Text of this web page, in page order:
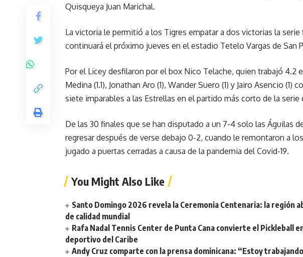
Quisqueya Juan Marichal.
La victoria le permitió a los Tigres empatar a dos victorias la
continuará el próximo jueves en el estadio Tetelo Vargas de San
Por el Licey desfilaron por el box Nico Telache, quien trabajó 4.2
Medina (1.1), Jonathan Aro (1), Wander Suero (1) y Jairo Asencio
siete imparables a las Estrellas en el partido más corto de la serie
De las 30 finales que se han disputado a un 7-4 solo las Águilas
regresar después de verse debajo 0-2, cuando le remontaron a
jugado a puertas cerradas a causa de la pandemia del Covid-19.
You Might Also Like
Santo Domingo 2026 revela la Ceremonia Centenaria: la región
de calidad mundial
Rafa Nadal Tennis Center de Punta Cana convierte el Pickleball
deportivo del Caribe
Andy Cruz comparte con la prensa dominicana: “Estoy